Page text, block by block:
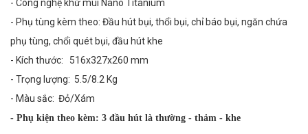
- Công nghệ khử mùi Nano Titanium
- Phụ tùng kèm theo: Đầu hút bụi, thổi bụi, chỉ báo bụi, ngăn chứa
phụ tùng, chổi quét bụi, đầu hút khe
- Kích thước: 516x327x260 mm
- Trọng lượng: 5.5/8.2 Kg
- Màu sắc: Đỏ/Xám
- Phụ kiện theo kèm: 3 đầu hút là thường - thảm - khe